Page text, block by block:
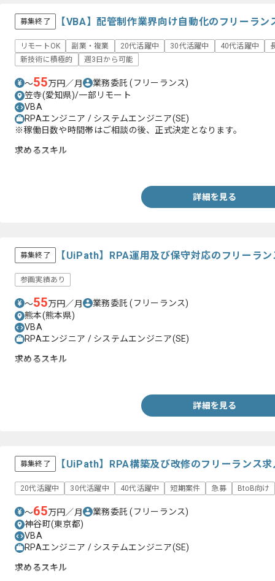
募集終了 【VBA】配管制作業界向け自動化のフリーラン
リモートOK 副業・複業 20代活躍中 30代活躍中 40代活躍中
新技術に積極的
週3日から可能
〜55万円／月 業務委託(フリーランス)
笠寺(愛知県)/一部リモート
VBA
RPAエンジニア / システムエンジニア(SE)
※稼働日数や時間帯はご相談の後、正式決定となります。
求めるスキル
詳細を見る
募集終了 【UiPath】RPA運用及び保守対応のフリーラ
参画実績あり
〜55万円／月 業務委託(フリーランス)
熊本(熊本県)
VBA
RPAエンジニア / システムエンジニア(SE)
求めるスキル
詳細を見る
募集終了 【UiPath】RPA構築及び改修のフリーランス
20代活躍中 30代活躍中 40代活躍中 短期案件 急募 BtoB向け
〜65万円／月 業務委託(フリーランス)
神谷町(東京都)
VBA
RPAエンジニア / システムエンジニア(SE)
求めるスキル